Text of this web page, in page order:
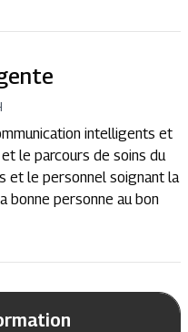
intelligents et
le parcours de soins du
et le personnel soignant la
bonne personne au bon